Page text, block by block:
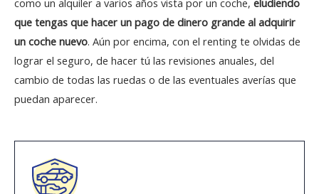
que tengas que hacer un pago de dinero grande al adquirir
un coche nuevo. Aún por encima, con el renting te olvidas de
lograr el seguro, de hacer tú las revisiones anuales, del
cambio de todas las ruedas o de las eventuales averías que
puedan aparecer.